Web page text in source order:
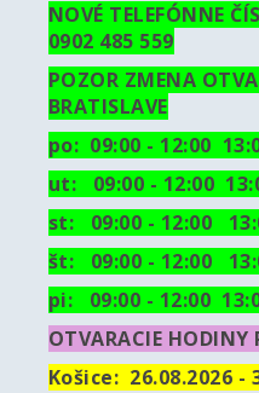
NOVÉ TELEFÓNNE
0902 485 559
POZOR ZMENA
BRATISLAVE
po: 09:00 - 12:00
ut: 09:00 - 12:00
st: 09:00 - 12:00
št: 09:00 - 12:00
pi: 09:00 - 12:00
OTVARACIE HODINY
Košice: 26.08.2026 -